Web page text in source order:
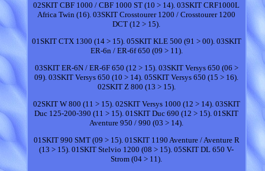
02SKIT CBF 1000 / CBF 1000 ST (10 > 14). 03SKIT CRF1000L
Africa Twin (16). 03SKIT Crosstourer 1200 / Crosstourer 1200
DCT (12 > 15).
01SKIT CTX 1300 (14 > 15). 05SKIT KLE 500 (91 > 00). 03SKIT
ER-6n / ER-6f 650 (09 > 11).
03SKIT ER-6N / ER-6F 650 (12 > 15). 03SKIT Versys 650 (06 >
09). 03SKIT Versys 650 (10 > 14). 05SKIT Versys 650 (15 > 16).
02SKIT Z 800 (13 > 15).
02SKIT W 800 (11 > 15). 02SKIT Versys 1000 (12 > 14). 03SKIT
Duc 125-200-390 (11 > 15). 01SKIT Duc 690 (12 > 15). 01SKIT
Aventure 950 / 990 (03 > 14).
01SKIT 990 SMT (09 > 15). 01SKIT 1190 Aventure / Aventure R
(13 > 15). 01SKIT Stelvio 1200 (08 > 15). 05SKIT DL 650 V-
Strom (04 > 11).